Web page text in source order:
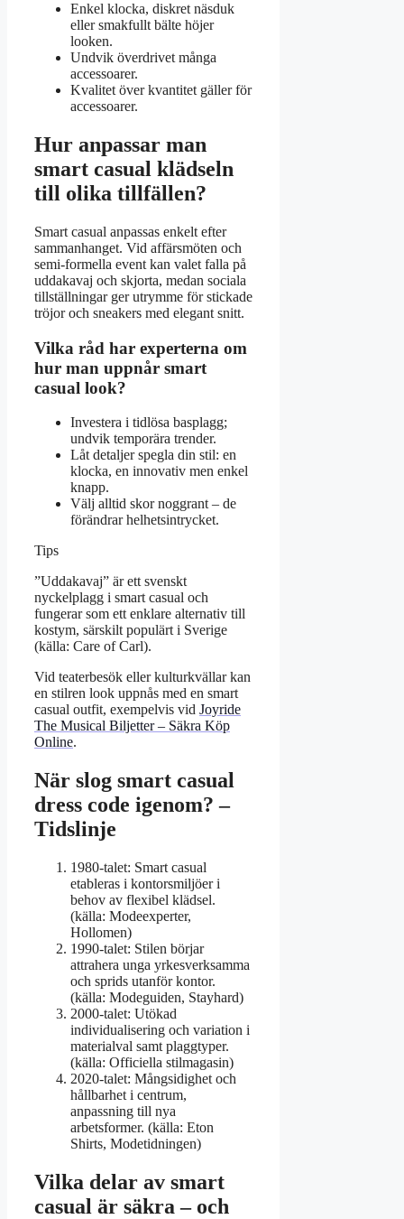
Enkel klocka, diskret näsduk
eller smakfullt bälte höjer
looken.
Undvik överdrivet många
accessoarer.
Kvalitet över kvantitet gäller för
accessoarer.
Hur anpassar man
smart casual klädseln
till olika tillfällen?
Smart casual anpassas enkelt efter
sammanhanget. Vid affärsmöten och
semi-formella event kan valet falla på
uddakavaj och skjorta, medan sociala
tillställningar ger utrymme för stickade
tröjor och sneakers med elegant snitt.
Vilka råd har experterna om
hur man uppnår smart
casual look?
Investera i tidlösa basplagg;
undvik temporära trender.
Låt detaljer spegla din stil: en
klocka, en innovativ men enkel
knapp.
Välj alltid skor noggrant – de
förändrar helhetsintrycket.
Tips
”Uddakavaj” är ett svenskt
nyckelplagg i smart casual och
fungerar som ett enklare alternativ till
kostym, särskilt populärt i Sverige
(källa: Care of Carl).
Vid teaterbesök eller kulturkvällar kan
en stilren look uppnås med en smart
casual outfit, exempelvis vid Joyride
The Musical Biljetter – Säkra Köp
Online.
När slog smart casual
dress code igenom? –
Tidslinje
1980-talet: Smart casual
etableras i kontorsmiljöer i
behov av flexibel klädsel.
(källa: Modeexperter,
Hollomen)
1990-talet: Stilen börjar
attrahera unga yrkesverksamma
och sprids utanför kontor.
(källa: Modeguiden, Stayhard)
2000-talet: Utökad
individualisering och variation i
materialval samt plaggtyper.
(källa: Officiella stilmagasin)
2020-talet: Mångsidighet och
hållbarhet i centrum,
anpassning till nya
arbetsformer. (källa: Eton
Shirts, Modetidningen)
Vilka delar av smart
casual är säkra – och